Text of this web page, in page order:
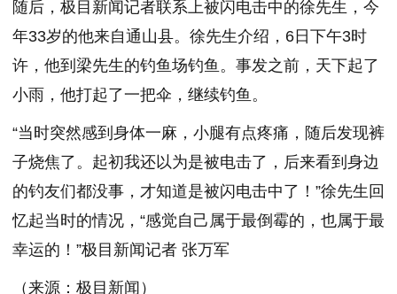
随后，极目新闻记者联系上被闪电击中的徐先生，今
年33岁的他来自通山县。徐先生介绍，6日下午3时
许，他到梁先生的钓鱼场钓鱼。事发之前，天下起了
小雨，他打起了一把伞，继续钓鱼。
“当时突然感到身体一麻，小腿有点疼痛，随后发现裤
子烧焦了。起初我还以为是被电击了，后来看到身边
的钓友们都没事，才知道是被闪电击中了！”徐先生回
忆起当时的情况，“感觉自己属于最倒霉的，也属于最
幸运的！”极目新闻记者 张万军
（来源：极目新闻）